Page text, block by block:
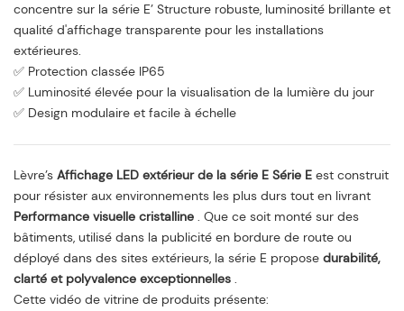
concentre sur la série E’ Structure robuste, luminosité brillante et
qualité d'affichage transparente pour les installations
extérieures.
✅ Protection classée IP65
✅ Luminosité élevée pour la visualisation de la lumière du jour
✅ Design modulaire et facile à échelle
Lèvre’s Affichage LED extérieur de la série E Série E est construit
pour résister aux environnements les plus durs tout en livrant
Performance visuelle cristalline . Que ce soit monté sur des
bâtiments, utilisé dans la publicité en bordure de route ou
déployé dans des sites extérieurs, la série E propose durabilité,
clarté et polyvalence exceptionnelles .
Cette vidéo de vitrine de produits présente: